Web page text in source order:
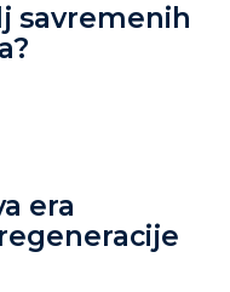
savremenih
era